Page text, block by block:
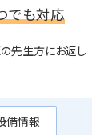
でも対応
先生方にお返し
備情報